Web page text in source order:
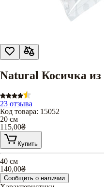
Natural Косичка из
23 отзыва
Код товара: 15052
20 см
115,00₴
Купить
40 см
140,00₴
Сообщить о наличии